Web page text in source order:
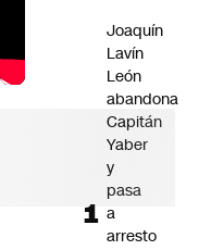
Joaquín
Lavín
León
abandona
Capitán
Yaber
y
pasa
a
arresto